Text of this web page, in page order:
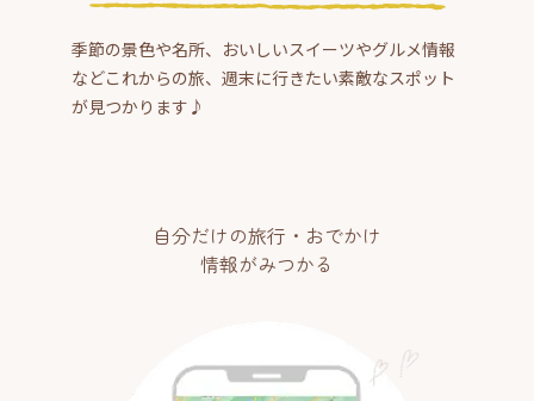
季節の景色や名所、おいしいスイーツやグルメ情報
などこれからの旅、週末に行きたい素敵なスポット
が見つかります♪
自分だけの旅行・おでかけ
情報がみつかる